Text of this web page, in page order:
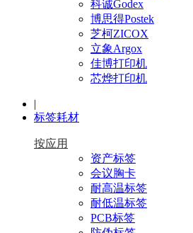
科诚Godex
博思得Postek
芝柯ZICOX
立象Argox
佳博打印机
芯烨打印机
|
标签耗材
按应用
资产标签
会议胸卡
耐高温标签
耐低温标签
PCB标签